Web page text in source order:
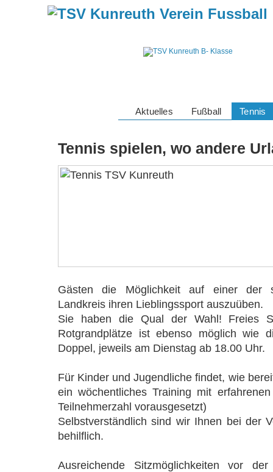
Aktuelles Fußball Tennis
Tennis spielen, wo andere
Gästen die Möglichkeit auf einer der
Landkreis ihren Lieblingssport auszuüben.
Sie haben die Qual der Wahl! Freies
Rotgrandplätze ist ebenso möglich wie
Doppel, jeweils am Dienstag ab 18.00 Uhr.
Für Kinder und Jugendliche findet, wie
ein wöchentliches Training mit
Teilnehmerzahl vorausgesetzt)
Selbstverständlich sind wir Ihnen bei der
behilflich.
Ausreichende Sitzmöglichkeiten vor